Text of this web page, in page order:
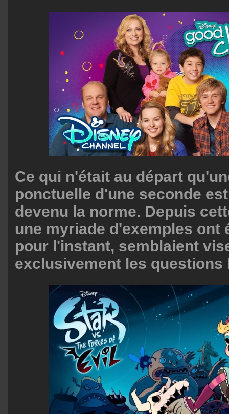
Ce qui n'était au départ
ponctuelle d'une seconde
devenu la norme. Depuis
une myriade d'exemples ont
pour l'instant, semblaient
exclusivement les questions